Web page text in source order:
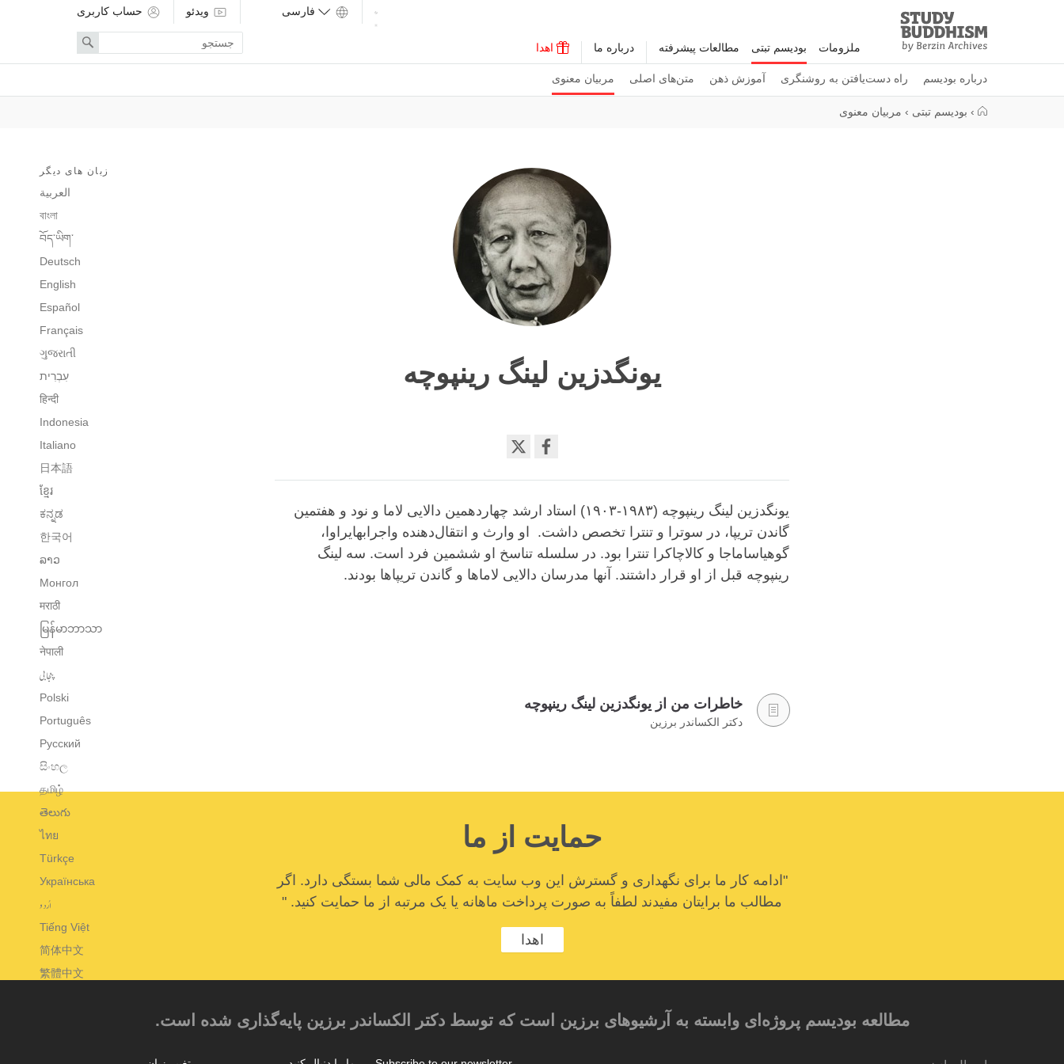
Study
Buddhism
Home
ملزومات بودیسم تبتی
درباره بودیسم راه دست‌یافتن به روشنگری آموزش ذهن متن‌های اصلی مربیان معنوی
مطالعات پیشرفته درباره ما اهدا
ویدئو حساب کاربری
search
term
Search
› بودیسم تبتی › مربیان معنوی
زبان های دیگر
العربية
বাংলা
བོད་ཡིག་
Deutsch
English
Español
Français
ગુજરાતી
עִבְרִית‎
हिन्दी
Indonesia
Italiano
日本語
ខ្មែរ
ಕನ್ನಡ
한국어
ລາວ
Монгол
मराठी
မြန်မာဘာသာ
नेपाली
پنجابی
Polski
Português
Русский
සිංහල
தமிழ்
తెలుగు
ไทย
Türkçe
Українська
اُردو
Tiếng Việt
简体中文
繁體中文
یونگدزین لینگ رینپوچه
facebook
یونگدزین لینگ رینپوچه (۱۹۸۳-۱۹۰۳) استاد ارشد چهاردهمین دالایی لاما و نود و هفتمین
گاندن تریپا، در سوترا و تنترا تخصص داشت. او وارث و انتقال‌دهنده واجرابهایراوا،
گوهیاساماجا و کالاچاکرا تنترا بود. در سلسله تناسخ او ششمین فرد است. سه لینگ
رینپوچه قبل از او قرار داشتند. آنها مدرسان دالایی لاماها و گاندن تریپاها بودند.
خاطرات من از یونگدزین لینگ رینپوچه
دکتر الکساندر برزین
حمایت از ما
"ادامه کار ما برای نگهداری و گسترش این وب سایت به کمک مالی شما بستگی دارد. اگر
مطالب ما برایتان مفیدند لطفاً به صورت پرداخت ماهانه یا یک مرتبه از ما حمایت کنید. "
اهدا
مطالعه بودیسم پروژه‌ای وابسته به آرشیوهای برزین است که توسط دکتر الکساندر برزین پایه‌گذاری شده است.